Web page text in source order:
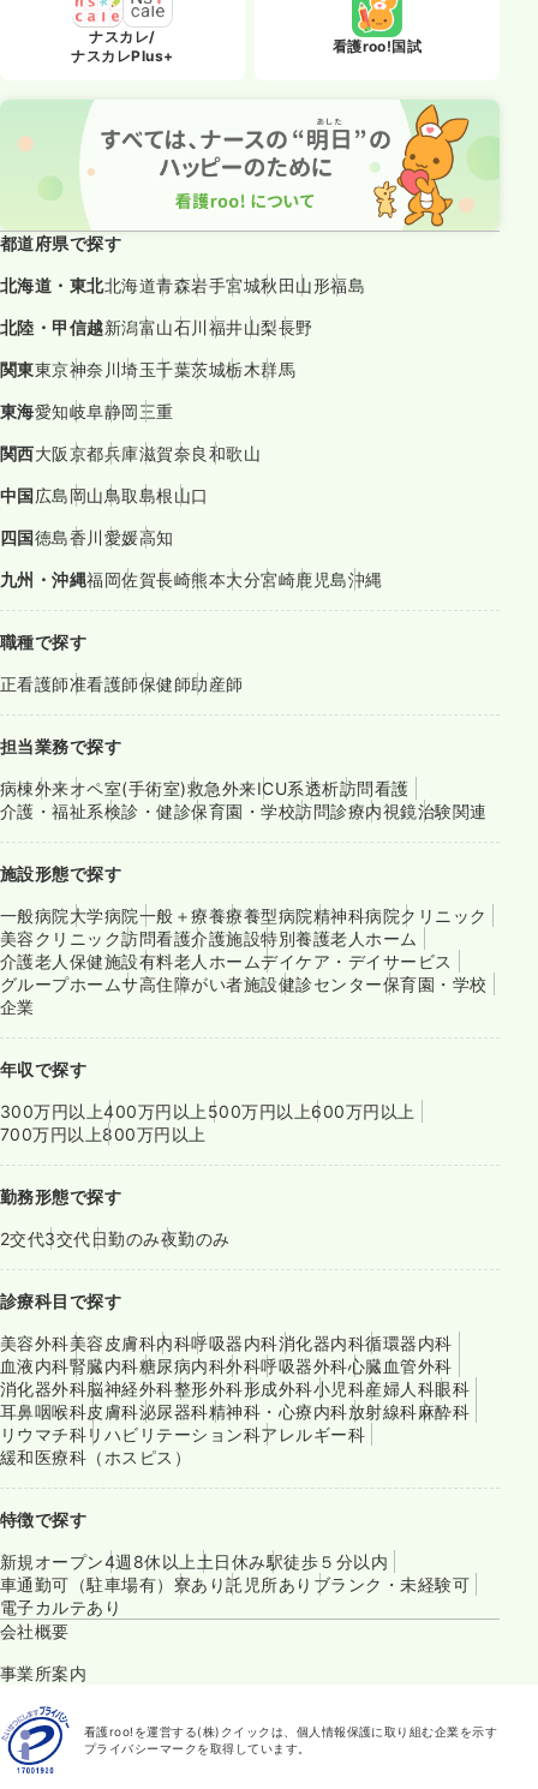
ナスカレ/
ナスカレPlus+
看護roo!国試
都道府県で探す
北海道・東北北海道青森岩手宮城秋田山形福島
北陸・甲信越新潟富山石川福井山梨長野
関東東京神奈川埼玉千葉茨城栃木群馬
東海愛知岐阜静岡三重
関西大阪京都兵庫滋賀奈良和歌山
中国広島岡山鳥取島根山口
四国徳島香川愛媛高知
九州・沖縄福岡佐賀長崎熊本大分宮崎鹿児島沖縄
職種で探す
正看護師准看護師保健師助産師
担当業務で探す
病棟外来オペ室(手術室)救急外来ICU系透析訪問看護
介護・福祉系検診・健診保育園・学校訪問診療内視鏡治験関連
施設形態で探す
一般病院大学病院一般＋療養療養型病院精神科病院クリニック
美容クリニック訪問看護介護施設特別養護老人ホーム
介護老人保健施設有料老人ホームデイケア・デイサービス
グループホームサ高住障がい者施設健診センター保育園・学校
企業
年収で探す
300万円以上400万円以上 500万円以上600万円以上
700万円以上800万円以上
勤務形態で探す
2交代3交代日勤のみ夜勤のみ
診療科目で探す
美容外科美容皮膚科内科呼吸器内科消化器内科循環器内科
血液内科腎臓内科糖尿病内科外科呼吸器外科心臓血管外科
消化器外科脳神経外科整形外科形成外科小児科産婦人科眼科
耳鼻咽喉科皮膚科泌尿器科精神科・心療内科放射線科麻酔科
リウマチ科リハビリテーション科アレルギー科
緩和医療科（ホスピス）
特徴で探す
新規オープン4週8休以上 土日休み駅徒歩５分以内
車通勤可（駐車場有） 寮あり託児所あり ブランク・未経験可
電子カルテあり
会社概要
事業所案内
看護roo!を運営する(株)クイックは、個人情報保護に取り組む企業を示す
プライバシーマークを取得しています。